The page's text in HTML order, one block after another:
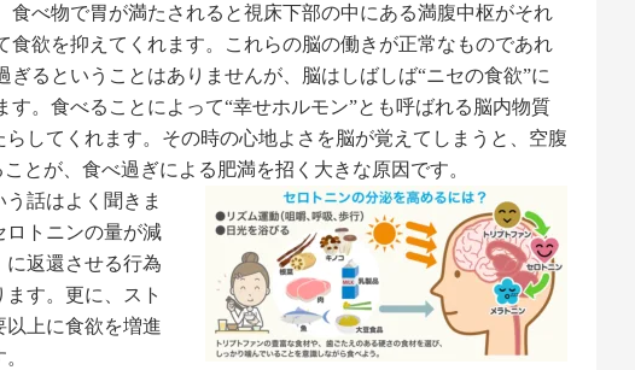
食べ物で胃が満たされると視床下部の中にある満腹中枢がそれ
食欲を抑えてくれます。これらの脳の働きが正常なものであれ
ぎるということはありませんが、脳はしばしば“ニセの食欲”に
す。食べることによって“幸せホルモン”とも呼ばれる脳内物質
らしてくれます。その時の心地よさを脳が覚えてしまうと、空腹
とが、食べ過ぎによる肥満を招く大きな原因です。
話はよく聞きま
ロトニンの量が減
に返還させる行為
す。更に、スト
以上に食欲を増進